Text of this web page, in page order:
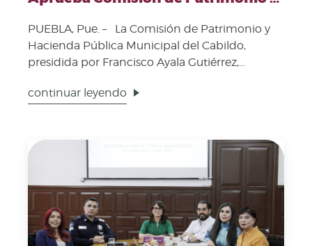
PUEBLA, Pue. – La Comisión de Patrimonio y
Hacienda Pública Municipal del Cabildo,
presidida por Francisco Ayala Gutiérrez,
continuar leyendo
Fecha de publicación: 9 de abril, 2026. Imagen